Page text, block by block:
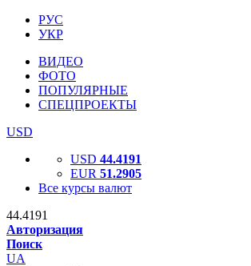
РУС
УКР
ВИДЕО
ФОТО
ПОПУЛЯРНЫЕ
СПЕЦПРОЕКТЫ
USD
USD 44.4191
EUR 51.2905
Все курсы валют
44.4191
Авторизация
Поиск
UA